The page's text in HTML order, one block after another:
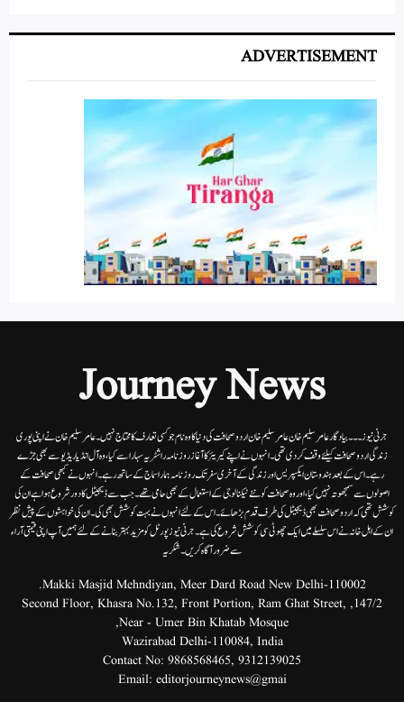
ADVERTISEMENT
Journey News
جرنی نیوز۔۔۔بیاد گار عامر سلیم خان عامر سلیم خان اردوصحافت کی دنیا کاوہ نام جو کسی تعارف کا محتاج نہیں۔عامرسلیم خان نے اپنی پوری
زندگی اردوصحافت کیلئے وقف کردی تھی۔انہوں نے اپنے کیریئر کا آغاز روزنامہ راشٹریہ سہارا سے کیا،وہ آل انڈیا ریڈیوسے بھی جڑے
رہے۔ اس کے بعد ہندوستان ایکسپریس اور زندگی کے آخری سفر تک روزنامہ ہمارا سماج کے ساتھ رہے۔ انہوں نے کبھی صحافت کے
اصولوں سے سمجھوتہ نہیں کیا، اور وہ صحافت کو نئے ٹیکنالوجی کے استعمال کے بھی حامی تھے۔ جب سے ڈیجیٹل کا دور شروع ہوا ہے ان کی
کوشش تھی کہ اردو صحافت بھی ڈیجیٹل کی طرف قدم بڑھائے۔ اس کے لئے انہوں نے بہت کوشش بھی کی۔ ان کی خواہشوں کے پیش نظر
ان کے اہل خانہ نے اس سلسلے میں ایک چھوٹی سی کوشش شروع کی ہے۔جرنی نیوز پورٹل کو مزید بہتر بنانے کے لئے ہمیں آپ اپنی قیمتی آراء
سے ضرور آگاہ کریں۔شکریہ
Makki Masjid Mehndiyan, Meer Dard Road New Delhi-110002.
147/2, Second Floor, Khasra No.132, Front Portion, Ram Ghat Street,
Near - Umer Bin Khatab Mosque,
Wazirabad Delhi-110084, India
Contact No: 9868568465, 9312139025
Email: editorjourneynews@gmai